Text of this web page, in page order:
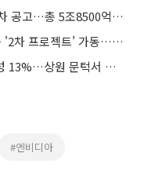
산은, 국민성장펀드 정책성펀드 1차 공고…총 5조8500억 조성
국민성장펀드, 바이오·소버린AI 등 '2차 프로젝트' 가동…운용체계도 개편
美 클래리티 법안 연내 통과 가능성 13%…상원 문턱서 제동
#엔비디아